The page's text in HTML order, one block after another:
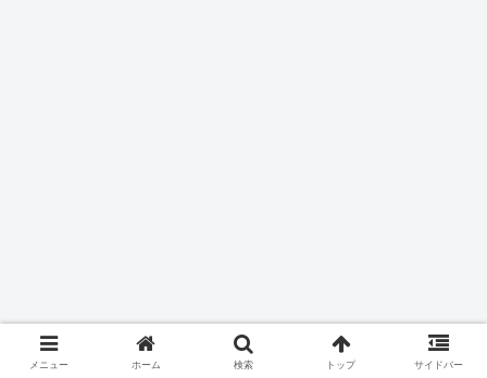
メニュー ホーム 検索 トップ サイドバー